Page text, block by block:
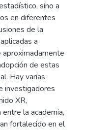
sino a
en diferentes
de la
a
de estas
Hay varias
investigadores
XR,
la academia,
fortalecido en el